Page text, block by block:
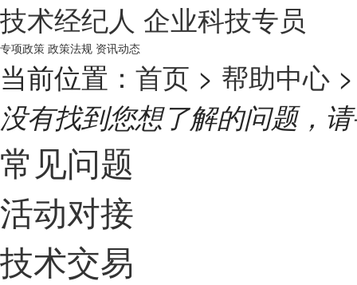
技术经纪人 企业科技专员
专项政策 政策法规 资讯动态
当前位置： 首页 > 帮助中心
没有找到您想了解的问题，
常见问题
活动对接
技术交易